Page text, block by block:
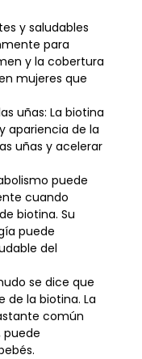
y saludables
para
y la cobertura
mujeres que
uñas: La biotina
apariencia de la
uñas y acelerar
puede
cuando
biotina. Su
puede
del
se dice que
de la biotina. La
común
puede